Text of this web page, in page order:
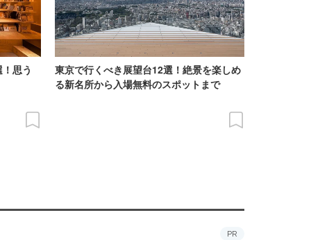
思う
東京で行くべき展望台12選！絶景を楽しめ
る新名所から入場無料のスポットまで
PR